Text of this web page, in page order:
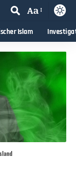
Aa
Islam